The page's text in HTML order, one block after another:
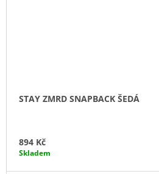
STAY ZMRD SNAPBACK ŠEDÁ
894 Kč
Skladem